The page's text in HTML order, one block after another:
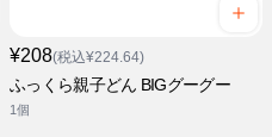
¥208(税込¥224.64)
ふっくら親子どん BIGグーグー
1個